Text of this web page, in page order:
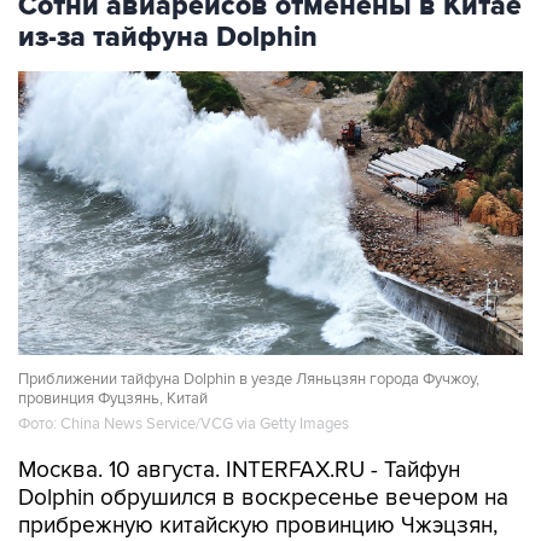
из-за тайфуна Dolphin
Приближении тайфуна Dolphin в уезде Ляньцзян города Фучжоу,
провинция Фуцзянь, Китай
Фото: China News Service/VCG via Getty Images
Москва. 10 августа. INTERFAX.RU - Тайфун
Dolphin обрушился в воскресенье вечером на
прибрежную китайскую провинцию Чжэцзян,